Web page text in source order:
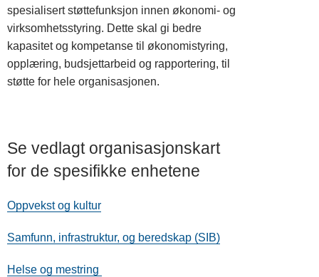
spesialisert støttefunksjon innen økonomi- og
virksomhetsstyring. Dette skal gi bedre
kapasitet og kompetanse til økonomistyring,
opplæring, budsjettarbeid og rapportering, til
støtte for hele organisasjonen.
Se vedlagt organisasjonskart
for de spesifikke enhetene
Oppvekst og kultur
Samfunn, infrastruktur, og beredskap (SIB)
Helse og mestring